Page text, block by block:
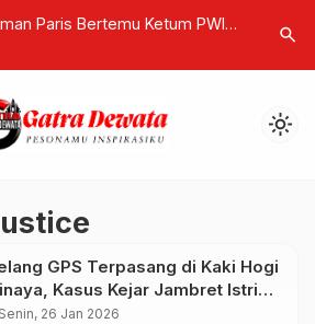
Paris Bertemu Ketum PWI
Persatuan Indonesia
PKB
Pakai
search
light_mode
GPS Terpasang di Kaki Hogi
Kasus Kejar Jambret Istri
Restorative Justice
Senin, 26 Jan 2026